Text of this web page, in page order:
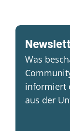
Was
informiert
aus der